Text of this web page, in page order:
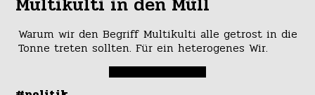
Warum wir den Begriff Multikulti alle getrost in die
Tonne treten sollten. Für ein heterogenes Wir.